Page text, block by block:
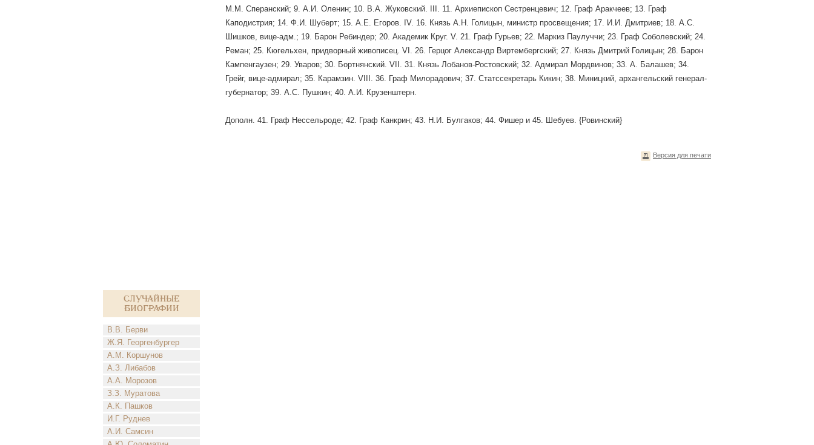
Случайные
биографии
В.В. Берви
Ж.Я. Георгенбургер
А.М. Коршунов
А.З. Либабов
А.А. Морозов
З.З. Муратова
А.К. Пашков
И.Г. Руднев
А.И. Самсин
М.М. Сперанский; 9. А.И. Оленин; 10. В.А. Жуковский. III. 11. Архиепископ Сестренцевич; 12. Граф Аракчеев; 13. Граф
Каподистрия; 14. Ф.И. Шуберт; 15. А.Е. Егоров. IV. 16. Князь А.Н. Голицын, министр просвещения; 17. И.И. Дмитриев; 18. А.С.
Шишков, вице-адм.; 19. Барон Ребиндер; 20. Академик Круг. V. 21. Граф Гурьев; 22. Маркиз Паулуччи; 23. Граф Соболевский; 24.
Реман; 25. Кюгельхен, придворный живописец. VI. 26. Герцог Александр Виртембергский; 27. Князь Дмитрий Голицын; 28. Барон
Кампенгаузен; 29. Уваров; 30. Бортнянский. VII. 31. Князь Лобанов-Ростовский; 32. Адмирал Мордвинов; 33. А. Балашев; 34.
Грейг, вице-адмирал; 35. Карамзин. VIII. 36. Граф Милорадович; 37. Статссекретарь Кикин; 38. Миницкий, архангельский генерал-
губернатор; 39. А.С. Пушкин; 40. А.И. Крузенштерн.
Дополн. 41. Граф Нессельроде; 42. Граф Канкрин; 43. Н.И. Булгаков; 44. Фишер и 45. Шебуев. {Ровинский}
Версия для печати